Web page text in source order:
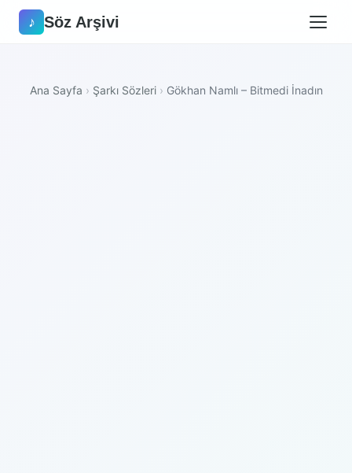
♪ Söz Arşivi
Ana Sayfa › Şarkı Sözleri › Gökhan Namlı – Bitmedi İnadın